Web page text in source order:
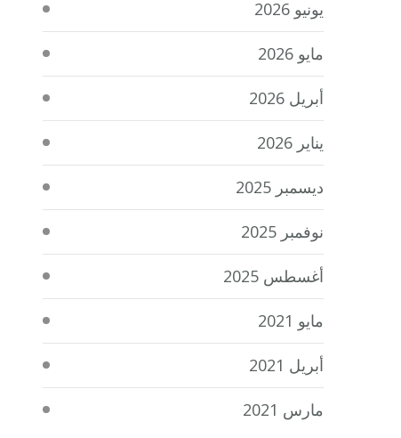
يونيو 2026
مايو 2026
أبريل 2026
يناير 2026
ديسمبر 2025
نوفمبر 2025
أغسطس 2025
مايو 2021
أبريل 2021
مارس 2021